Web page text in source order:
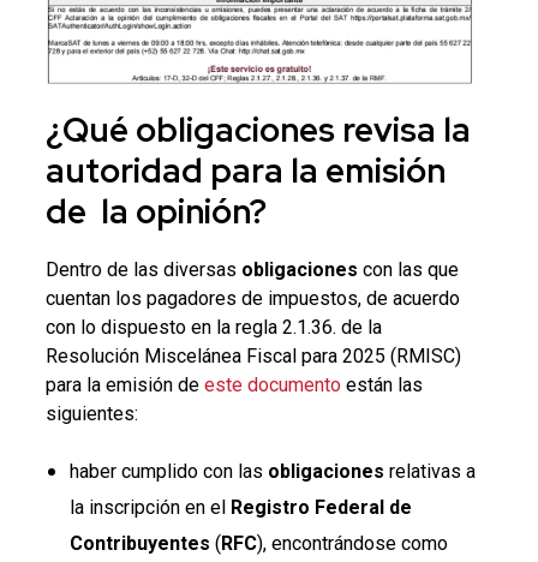
¿Qué obligacionesrevisa la
autoridad para la emisión
de la opinión?
Dentro de las diversas obligaciones con las que
cuentan los pagadores de impuestos, de acuerdo
con lo dispuesto en la regla 2.1.36. de la
Resolución Miscelánea Fiscal para 2025 (RMISC)
para la emisión de este documentoestán las
siguientes:
haber cumplido con las obligaciones relativas a
la inscripción en el Registro Federal de
Contribuyentes (RFC), encontrándose como